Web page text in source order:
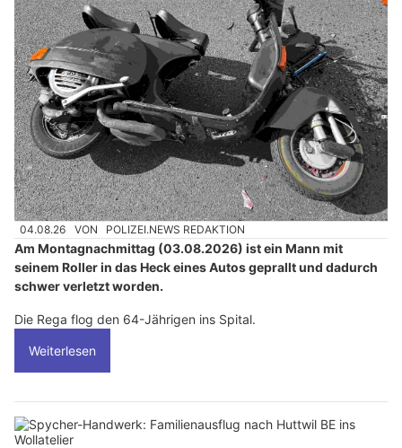
04.08.26 VON POLIZEI.NEWS REDAKTION
Am Montagnachmittag (03.08.2026) ist ein Mann mit
seinem Roller in das Heck eines Autos geprallt und dadurch
schwer verletzt worden.
Die Rega flog den 64-Jährigen ins Spital.
Weiterlesen